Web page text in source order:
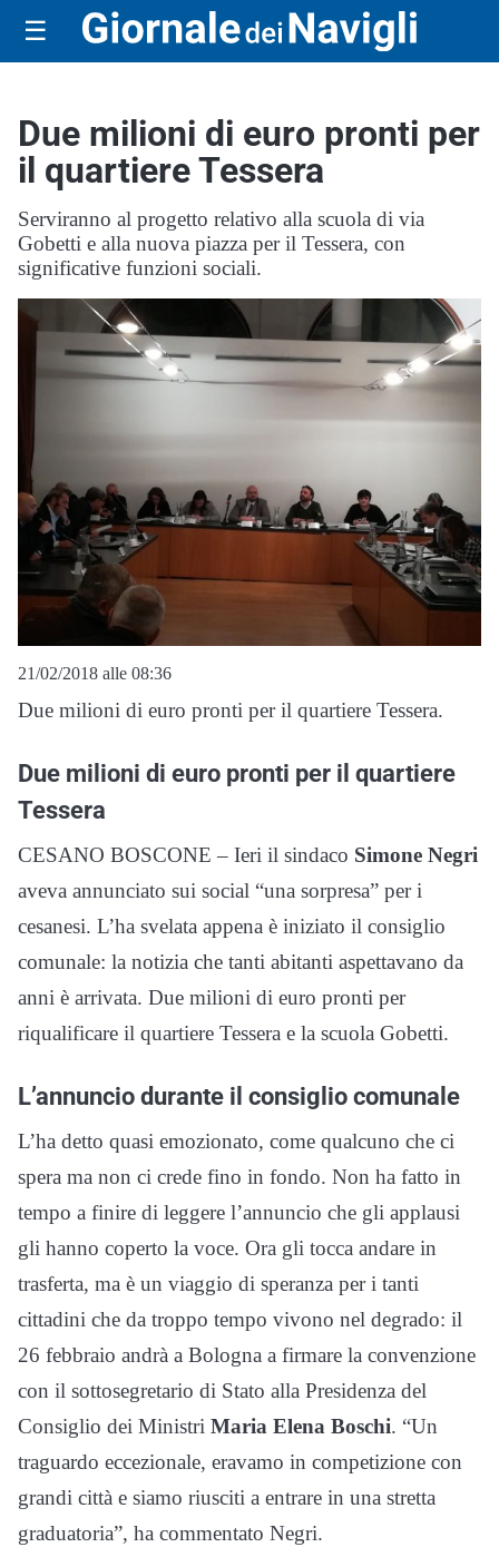
☰
Due milioni di euro pronti per
il quartiere Tessera
Serviranno al progetto relativo alla scuola di via
Gobetti e alla nuova piazza per il Tessera, con
significative funzioni sociali.
21/02/2018 alle 08:36
Due milioni di euro pronti per il quartiere Tessera.
Due milioni di euro pronti per il quartiere
Tessera
CESANO BOSCONE – Ieri il sindaco Simone Negri
aveva annunciato sui social “una sorpresa” per i
cesanesi. L’ha svelata appena è iniziato il consiglio
comunale: la notizia che tanti abitanti aspettavano da
anni è arrivata. Due milioni di euro pronti per
riqualificare il quartiere Tessera e la scuola Gobetti.
L’annuncio durante il consiglio comunale
L’ha detto quasi emozionato, come qualcuno che ci
spera ma non ci crede fino in fondo. Non ha fatto in
tempo a finire di leggere l’annuncio che gli applausi
gli hanno coperto la voce. Ora gli tocca andare in
trasferta, ma è un viaggio di speranza per i tanti
cittadini che da troppo tempo vivono nel degrado: il
26 febbraio andrà a Bologna a firmare la convenzione
con il sottosegretario di Stato alla Presidenza del
Consiglio dei Ministri Maria Elena Boschi. “Un
traguardo eccezionale, eravamo in competizione con
grandi città e siamo riusciti a entrare in una stretta
graduatoria”, ha commentato Negri.